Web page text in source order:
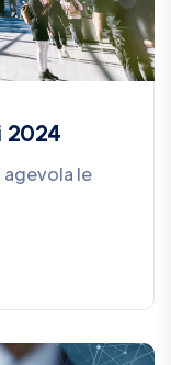
2024
agevola le